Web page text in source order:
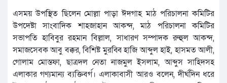
এসময় উপস্থিত ছিলেন মোল্লা পাড়া ঈদগাহ মাঠ পরিচালনা কমিটির
উপদেষ্টা সাংবাদিক শাহজাহান আকন্দ, মাঠ পরিচালনা কমিটির
সভাপতি হাবিবুর রহমান বিল্লাল, সাধারণ সম্পাদক রুহুল আকন্দ,
সমাজসেবক আবু বক্কর, বিশিষ্ট মুরব্বি হাজি আব্দুল হাই, হাসমত আলী,
গোলাম মোস্তফা, ছাত্রদল নেতা নাজমুল ইসলাম, আব্দুস সাহিদসহ
এলাকার গণ্যমান্য ব্যক্তিবর্গ। এলাকাবাসী আরও বলেন, দীর্ঘদিন ধরে